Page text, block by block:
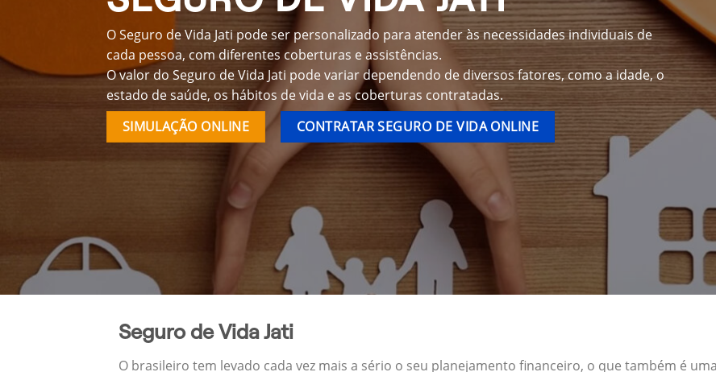
O Seguro de Vida Jati pode ser personalizado para atender às necessidades individuais de
cada pessoa, com diferentes coberturas e assistências.
O valor do Seguro de Vida Jati pode variar dependendo de diversos fatores, como a idade, o
estado de saúde, os hábitos de vida e as coberturas contratadas.
SIMULAÇÃO ONLINE
CONTRATAR SEGURO DE VIDA ONLINE
Seguro de Vida Jati
O brasileiro tem levado cada vez mais a sério o seu planejamento financeiro, o que também é